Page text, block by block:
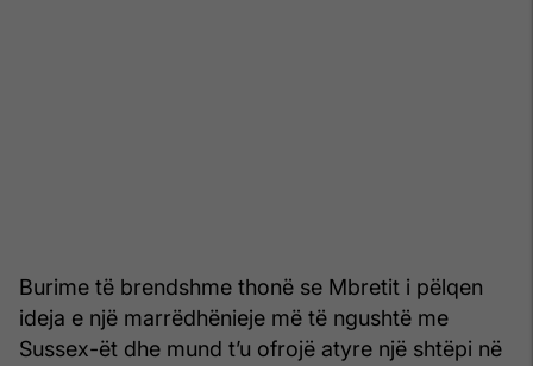
Burime të brendshme thonë se Mbretit i pëlqen
ideja e një marrëdhënieje më të ngushtë me
Sussex-ët dhe mund t’u ofrojë atyre një shtëpi në